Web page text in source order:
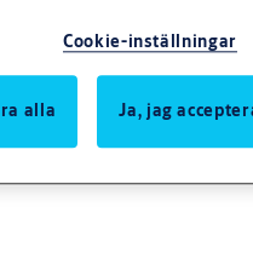
medföljer i
i samma designserie säljs
Cookie-inställningar
alla Ja, jag